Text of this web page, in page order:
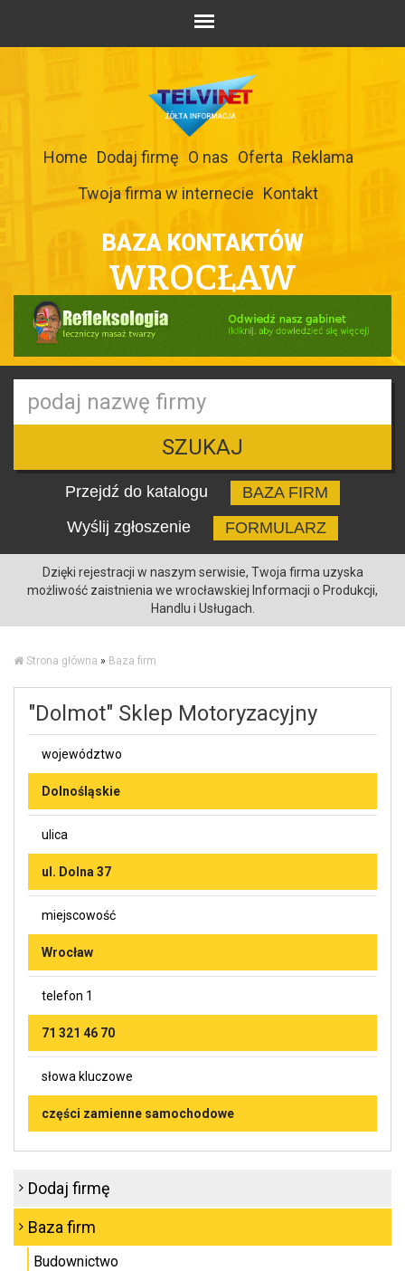
Home Dodaj firmę O nas Oferta Reklama
Twoja firma w internecie Kontakt
BAZA KONTAKTÓW
WROCŁAW
SZUKAJ
Przejdź do katalogu
BAZA FIRM
Wyślij zgłoszenie
FORMULARZ
Dzięki rejestracji w naszym serwisie, Twoja firma uzyska
możliwość zaistnienia we wrocławskiej Informacji o Produkcji,
Handlu i Usługach.
Strona główna » Baza firm
"Dolmot" Sklep Motoryzacyjny
województwo
Dolnośląskie
ulica
ul. Dolna 37
miejscowość
Wrocław
telefon 1
71 321 46 70
słowa kluczowe
części zamienne samochodowe
Dodaj firmę
Baza firm
Budownictwo